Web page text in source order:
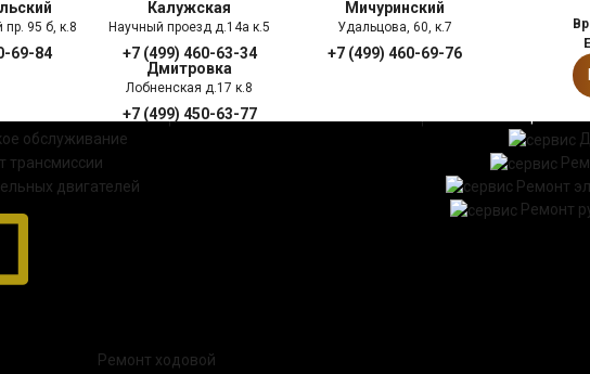
пр. 95 б, к.8
69-84
Калужская
Научный проезд д.14а к.5
+7 (499) 460-63-34
Мичуринский
Удальцова, 60, к.7
+7 (499) 460-69-76
Дмитровка
Лобненская д.17 к.8
+7 (499) 450-63-77ПРАЙС ЛИСТ
обслуживание
трансмиссии
двигателей
Ремонт
Ремонт ходовой
Ремонт